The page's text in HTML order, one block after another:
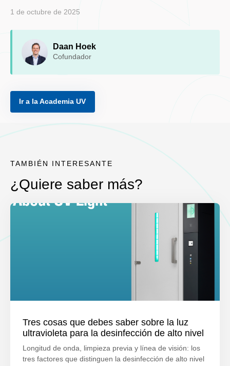
1 de octubre de 2025
Daan Hoek
Cofundador
Ir a la Academia UV
TAMBIÉN INTERESANTE
¿Quiere saber más?
Tres cosas que debes saber sobre la luz
ultravioleta para la desinfección de alto nivel
Longitud de onda, limpieza previa y línea de visión: los
tres factores que distinguen la desinfección de alto nivel